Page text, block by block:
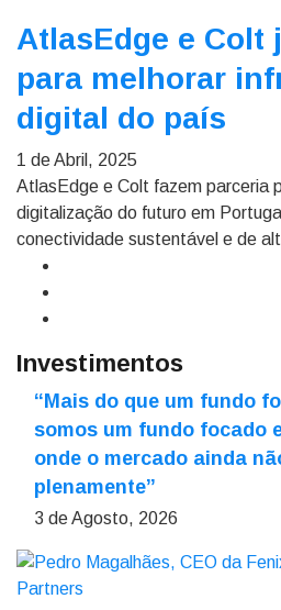
AtlasEdge e Colt
para melhorar
digital do país
1 de Abril, 2025
AtlasEdge e Colt fazem parceria
digitalização do futuro em
conectividade sustentável e de
Investimentos
“Mais do que um fundo
somos um fundo focado
onde o mercado ainda
plenamente”
3 de Agosto, 2026